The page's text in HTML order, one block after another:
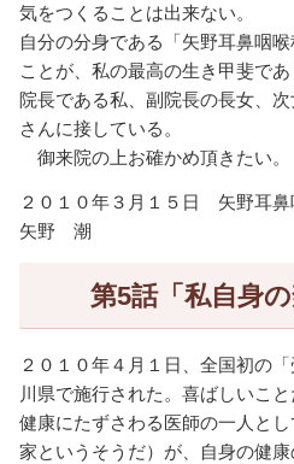
気をつくることは出来ない。
自分の分身である「矢野耳鼻咽
ことが、私の最高の生き甲斐であ
院長である私、副院長の長女、
さんに接している。
御来院の上お確かめ頂きたい。
２０１０年３月１５日 矢野
矢野 潮
第5話「私自身の
２０１０年４月１日、全国初の
川県で施行された。喜ばしいこと
健康にたずさわる医師の一人と
家というそうだ）が、自身の健